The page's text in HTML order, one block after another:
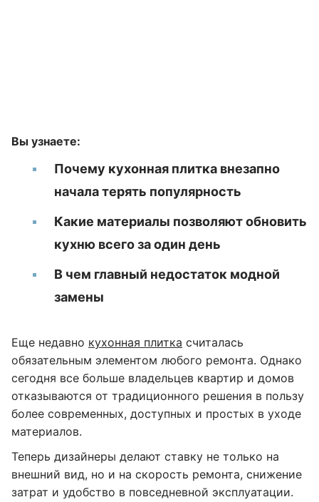
Вы узнаете:
Почему кухонная плитка внезапно
начала терять популярность
Какие материалы позволяют обновить
кухню всего за один день
В чем главный недостаток модной
замены
Еще недавно кухонная плитка считалась
обязательным элементом любого ремонта. Однако
сегодня все больше владельцев квартир и домов
отказываются от традиционного решения в пользу
более современных, доступных и простых в уходе
материалов.
Теперь дизайнеры делают ставку не только на
внешний вид, но и на скорость ремонта, снижение
затрат и удобство в повседневной эксплуатации.